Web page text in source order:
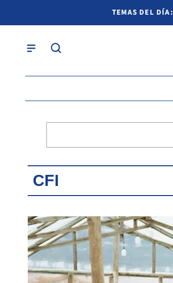
TEMAS DEL DÍA:
CFI